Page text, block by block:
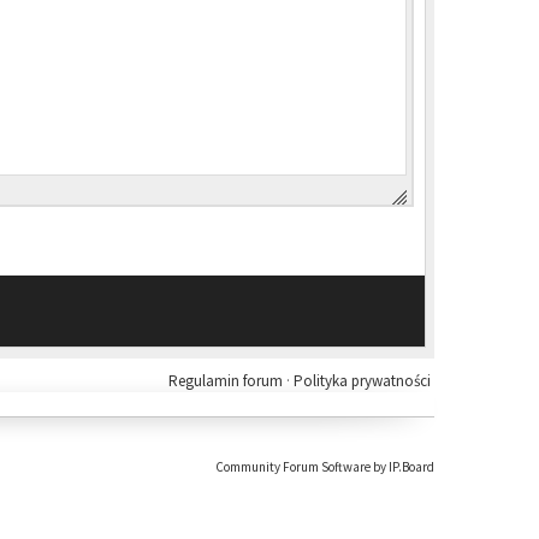
Polityka prywatności
Regulamin forum ·
Community Forum Software by IP.Board